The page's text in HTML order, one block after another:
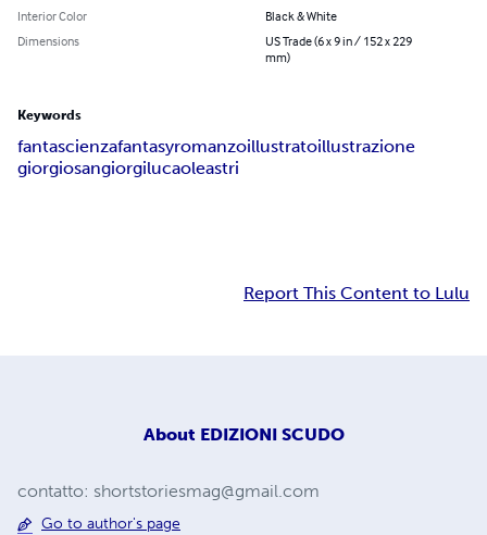
Interior Color
Black & White
Dimensions
US Trade (6 x 9 in / 152 x 229
mm)
Keywords
fantascienzafantasyromanzoillustratoillustrazione
giorgiosangiorgilucaoleastri
Report This Content to Lulu
About EDIZIONI SCUDO
contatto: shortstoriesmag@gmail.com
Go to author's page